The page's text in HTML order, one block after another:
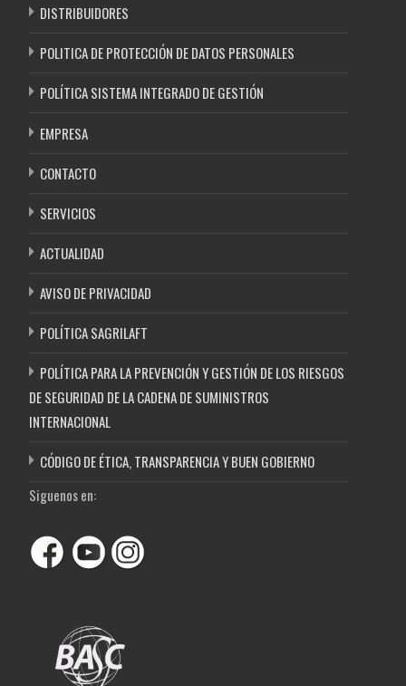
DISTRIBUIDORES
POLITICA DE PROTECCIÓN DE DATOS PERSONALES
POLÍTICA SISTEMA INTEGRADO DE GESTIÓN
EMPRESA
CONTACTO
SERVICIOS
ACTUALIDAD
AVISO DE PRIVACIDAD
POLÍTICA SAGRILAFT
POLÍTICA PARA LA PREVENCIÓN Y GESTIÓN DE LOS RIESGOS
DE SEGURIDAD DE LA CADENA DE SUMINISTROS
INTERNACIONAL
CÓDIGO DE ÉTICA, TRANSPARENCIA Y BUEN GOBIERNO
Siguenos en: